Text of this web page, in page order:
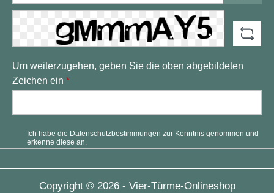
Um weiterzugehen, geben Sie die oben abgebildeten
Zeichen ein *
Ich habe die Datenschutzbestimmungen zur Kenntnis genommen und
erkenne diese an.
Copyright © 2026 - Vier-Türme-Onlineshop